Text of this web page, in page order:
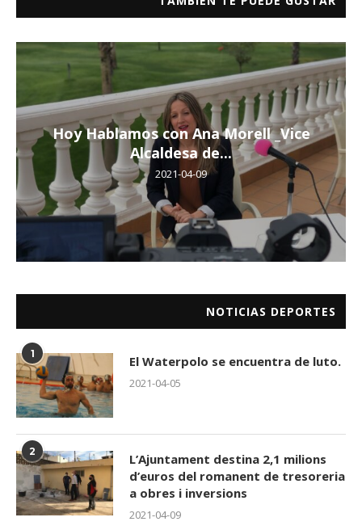
Hoy Hablamos con Ana Morell _Vice
Alcaldesa de...
2021-04-09
NOTICIAS DEPORTES
1 El Waterpolo se encuentra de luto.
2021-04-05
2
L’Ajuntament destina 2,1 milions
d’euros del romanent de tresoreria
a obres i inversions
2021-04-09